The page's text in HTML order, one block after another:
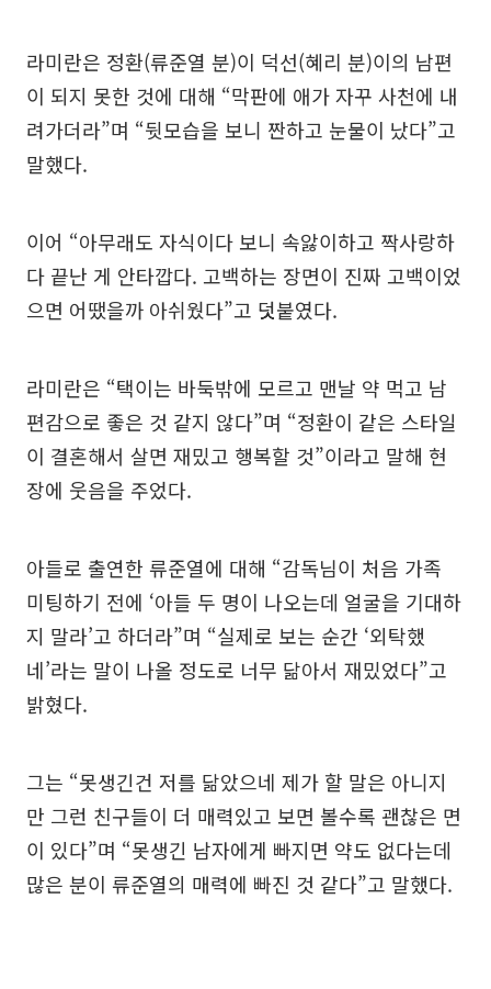
라미란은 정환(류준열 분)이 덕선(혜리 분)이의 남편
이 되지 못한 것에 대해 “막판에 애가 자꾸 사천에 내
려가더라”며 “뒷모습을 보니 짠하고 눈물이 났다”고
말했다.
이어 “아무래도 자식이다 보니 속앓이하고 짝사랑하
다 끝난 게 안타깝다. 고백하는 장면이 진짜 고백이었
으면 어땠을까 아쉬웠다”고 덧붙였다.
라미란은 “택이는 바둑밖에 모르고 맨날 약 먹고 남
편감으로 좋은 것 같지 않다”며 “정환이 같은 스타일
이 결혼해서 살면 재밌고 행복할 것”이라고 말해 현
장에 웃음을 주었다.
아들로 출연한 류준열에 대해 “감독님이 처음 가족
미팅하기 전에 ‘아들 두 명이 나오는데 얼굴을 기대하
지 말라’고 하더라”며 “실제로 보는 순간 ‘외탁했
네’라는 말이 나올 정도로 너무 닮아서 재밌었다”고
밝혔다.
그는 “못생긴건 저를 닮았으네 제가 할 말은 아니지
만 그런 친구들이 더 매력있고 보면 볼수록 괜찮은 면
이 있다”며 “못생긴 남자에게 빠지면 약도 없다는데
많은 분이 류준열의 매력에 빠진 것 같다”고 말했다.